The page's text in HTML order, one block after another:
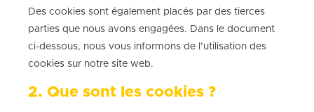
Des cookies sont également placés par des tierces
parties que nous avons engagées. Dans le document
ci-dessous, nous vous informons de l’utilisation des
cookies sur notre site web.
2. Que sont les cookies ?